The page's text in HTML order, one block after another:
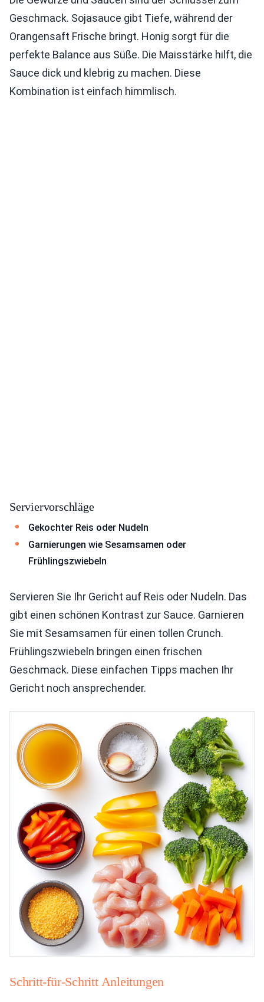
Geschmack. Sojasauce gibt Tiefe, während der
Orangensaft Frische bringt. Honig sorgt für die
perfekte Balance aus Süße. Die Maisstärke hilft, die
Sauce dick und klebrig zu machen. Diese
Kombination ist einfach himmlisch.
Serviervorschläge
Gekochter Reis oder Nudeln
Garnierungen wie Sesamsamen oder
Frühlingszwiebeln
Servieren Sie Ihr Gericht auf Reis oder Nudeln. Das
gibt einen schönen Kontrast zur Sauce. Garnieren
Sie mit Sesamsamen für einen tollen Crunch.
Frühlingszwiebeln bringen einen frischen
Geschmack. Diese einfachen Tipps machen Ihr
Gericht noch ansprechender.
Schritt-für-Schritt Anleitungen